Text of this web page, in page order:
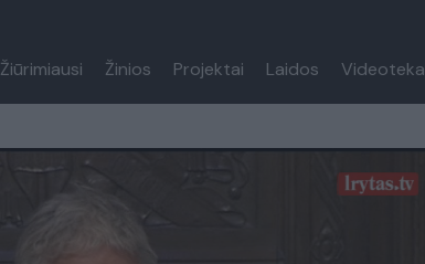
Žiūrimiausi Žinios Projektai Laidos Videoteka